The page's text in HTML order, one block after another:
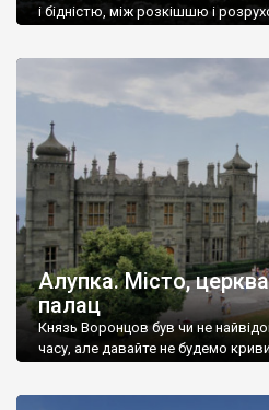
і бідністю, між розкішшю і
Алупка. Місто,
палац
Князь Воронцов був чи не
часу, але давайте не будемо